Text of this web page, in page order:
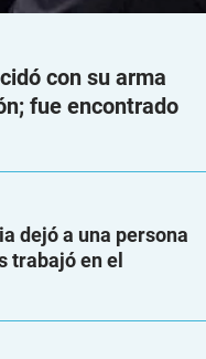
con su arma
fue encontrado
dejó a una persona
trabajó en el